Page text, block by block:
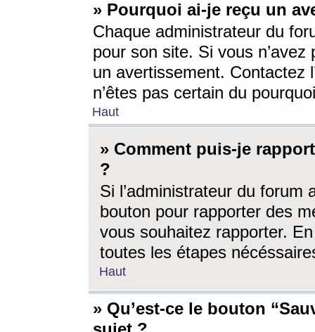
» Pourquoi ai-je reçu un
Chaque administrateur du
pour son site. Si vous
un avertissement. Contactez
n’êtes pas certain du
Haut
» Comment puis-je
?
Si l’administrateur du forum
bouton pour rapporter des
vous souhaitez rapporter.
toutes les étapes
Haut
» Qu’est-ce le bouton